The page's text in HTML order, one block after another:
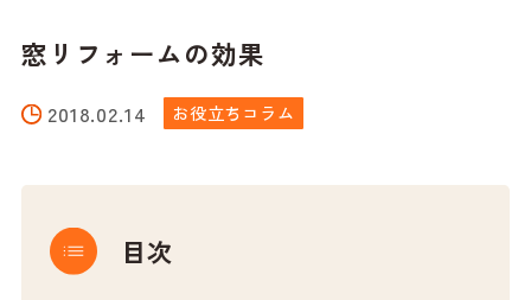
窓リフォームの効果
2018.02.14 お役立ちコラム
目次